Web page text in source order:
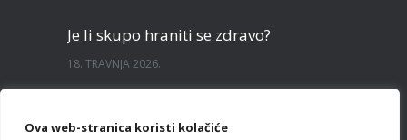
Ova web-stranica koristi kolačiće
Je li skupo hraniti se zdravo?
18. TRAVNJA 2026.